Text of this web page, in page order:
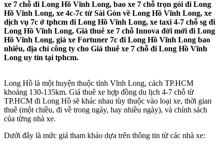
xe 7 chỗ đi Long Hồ Vĩnh Long, bao xe 7 chỗ trọn gói đi Long
Hồ Vĩnh Long, xe 4c-7c từ Sài Gòn về Long Hồ Vĩnh Long, xe
dịch vụ 7c ở tphcm đi Long Hồ Vĩnh Long, xe taxi 4-7 chỗ sg đi
Long Hồ Vĩnh Long, Giá thuê xe 7 chỗ Innova đời mới đi Long
Hồ Vĩnh Long, giá xe Fortuner 7c đi Long Hồ Vĩnh Long bao
nhiêu, địa chỉ công ty cho Giá thuê xe 7 chỗ đi Long Hồ Vĩnh
Long uy tín tại tphcm.
Long Hồ là một huyện thuộc tỉnh Vĩnh Long, cách TP.HCM
khoảng 130-135km. Giá thuê xe hợp đồng du lịch 4-7 chỗ từ
TP.HCM đi Long Hồ sẽ khác nhau tùy thuộc vào loại xe, thời gian
thuê (một chiều, đi về trong ngày, hay nhiều ngày), và chính sách
của từng nhà xe.
Dưới đây là mức giá tham khảo dựa trên thông tin từ các nhà xe: